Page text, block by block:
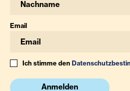
Email
Ich stimme den
Anmelden